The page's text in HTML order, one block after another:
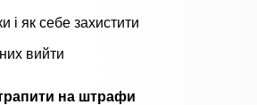
і як себе захистити
вийти
на штрафи